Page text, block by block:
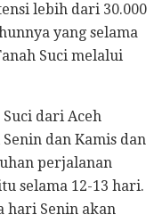
lebih dari 30.000
yang selama
Suci melalui
dari Aceh
dan Kamis dan
perjalanan
selama 12-13 hari.
hari Senin akan